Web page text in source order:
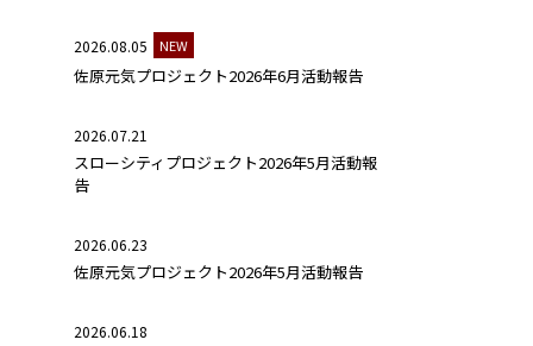
2026.08.05 NEW
佐原元気プロジェクト2026年6月活動報告
2026.07.21
スローシティプロジェクト2026年5月活動報
告
2026.06.23
佐原元気プロジェクト2026年5月活動報告
2026.06.18